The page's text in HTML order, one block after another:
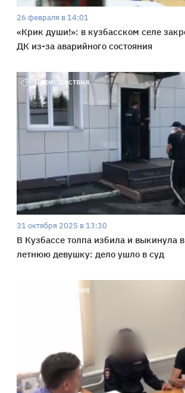
26 февраля в 14:01
«Крик души!»: в кузбасском селе
ДК из-за аварийного состояния
Происшествия
31 октября 2025 в 13:30
В Кузбассе толпа избила и выкинула
летнюю девушку: дело ушло в суд
Происшествия